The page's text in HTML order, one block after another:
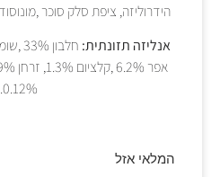
הידרוליזה, ציפת סלק סוכר
אנליזה תזונתית:
0.12%.
המלאי אזל